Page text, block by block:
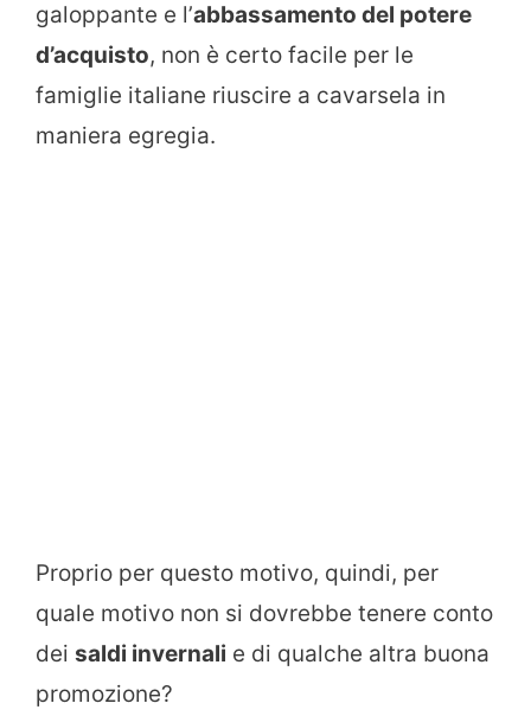
galoppante e l’abbassamento del potere
d’acquisto, non è certo facile per le
famiglie italiane riuscire a cavarsela in
maniera egregia.
Proprio per questo motivo, quindi, per
quale motivo non si dovrebbe tenere conto
dei saldi invernali e di qualche altra buona
promozione?